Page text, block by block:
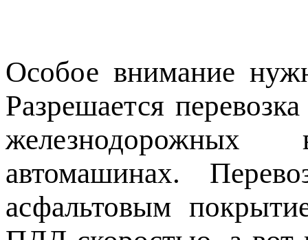
Особое внимание
Разрешается
железнодорожных
автомашинах.
асфальтовым